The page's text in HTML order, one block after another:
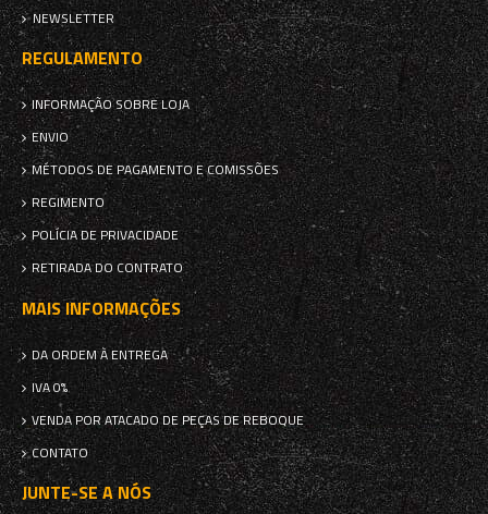
NEWSLETTER
REGULAMENTO
INFORMAÇÃO SOBRE LOJA
ENVIO
MÉTODOS DE PAGAMENTO E COMISSÕES
REGIMENTO
POLÍCIA DE PRIVACIDADE
RETIRADA DO CONTRATO
MAIS INFORMAÇÕES
DA ORDEM À ENTREGA
IVA 0%
VENDA POR ATACADO DE PEÇAS DE REBOQUE
CONTATO
JUNTE-SE A NÓS